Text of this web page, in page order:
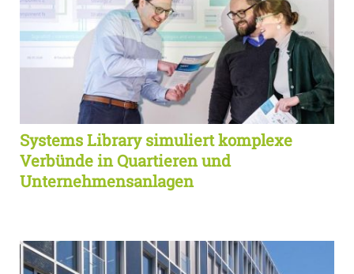
Systems Library simuliert komplexe
Verbünde in Quartieren und
Unternehmensanlagen